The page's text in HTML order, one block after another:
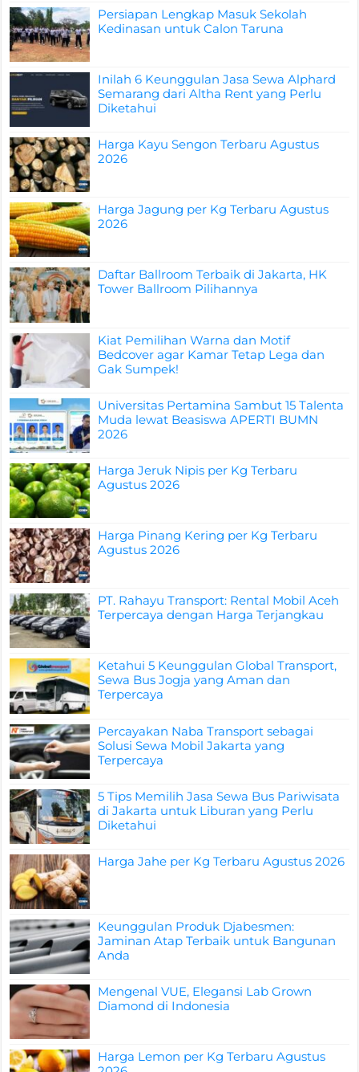
Persiapan Lengkap Masuk Sekolah
Kedinasan untuk Calon Taruna
Inilah 6 Keunggulan Jasa Sewa Alphard
Semarang dari Altha Rent yang Perlu
Diketahui
Harga Kayu Sengon Terbaru Agustus
2026
Harga Jagung per Kg Terbaru Agustus
2026
Daftar Ballroom Terbaik di Jakarta, HK
Tower Ballroom Pilihannya
Kiat Pemilihan Warna dan Motif
Bedcover agar Kamar Tetap Lega dan
Gak Sumpek!
Universitas Pertamina Sambut 15 Talenta
Muda lewat Beasiswa APERTI BUMN
2026
Harga Jeruk Nipis per Kg Terbaru
Agustus 2026
Harga Pinang Kering per Kg Terbaru
Agustus 2026
PT. Rahayu Transport: Rental Mobil Aceh
Terpercaya dengan Harga Terjangkau
Ketahui 5 Keunggulan Global Transport,
Sewa Bus Jogja yang Aman dan
Terpercaya
Percayakan Naba Transport sebagai
Solusi Sewa Mobil Jakarta yang
Terpercaya
5 Tips Memilih Jasa Sewa Bus Pariwisata
di Jakarta untuk Liburan yang Perlu
Diketahui
Harga Jahe per Kg Terbaru Agustus 2026
Keunggulan Produk Djabesmen:
Jaminan Atap Terbaik untuk Bangunan
Anda
Mengenal VUE, Elegansi Lab Grown
Diamond di Indonesia
Harga Lemon per Kg Terbaru Agustus